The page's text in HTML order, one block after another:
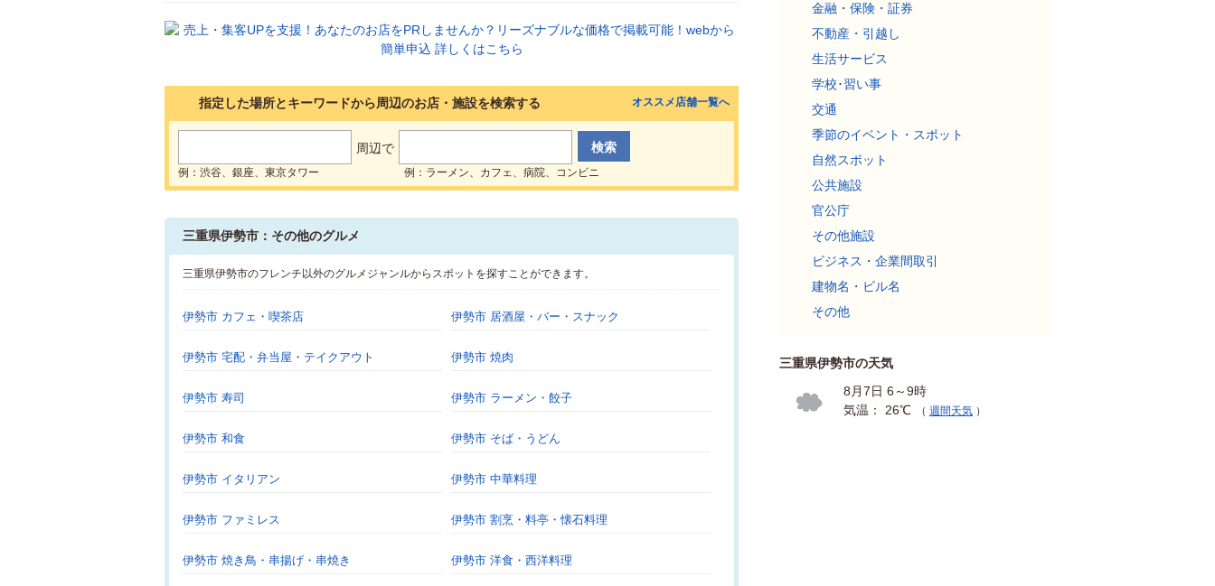
指定した場所とキーワードから周辺のお店・施設を検索する
周辺で
例：渋谷、銀座、東京タワー 例：ラーメン、カフェ、病院、コンビニ
オススメ店舗一覧へ
三重県伊勢市：その他のグルメ
三重県伊勢市のフレンチ以外のグルメジャンルからスポットを探すことができます。
伊勢市 カフェ・喫茶店 伊勢市 居酒屋・バー・スナック
伊勢市 宅配・弁当屋・テイクアウト 伊勢市 焼肉
伊勢市 寿司 伊勢市 ラーメン・餃子
伊勢市 和食 伊勢市 そば・うどん
伊勢市 イタリアン 伊勢市 中華料理
伊勢市 ファミレス 伊勢市 割烹・料亭・懐石料理
伊勢市 焼き鳥・串揚げ・串焼き 伊勢市 洋食・西洋料理
金融・保険・証券
不動産・引越し
生活サービス
学校･習い事
交通
季節のイベント・スポット
自然スポット
公共施設
官公庁
その他施設
ビジネス・企業間取引
建物名・ビル名
その他
三重県伊勢市の天気
8月7日 6～9時
気温： 26℃
（ 週間天気 ）